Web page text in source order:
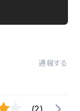
通報する
(2)